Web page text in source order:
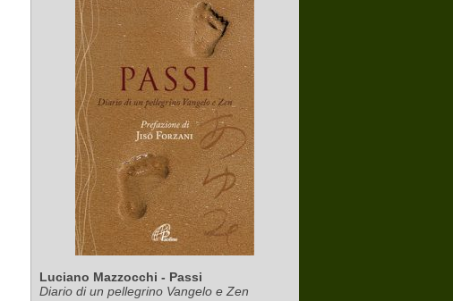
Luciano Mazzocchi - Passi
Diario di un pellegrino Vangelo e Zen